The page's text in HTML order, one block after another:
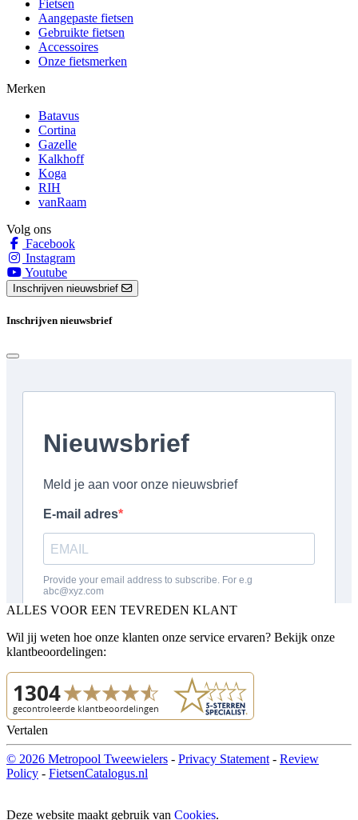
Fietsen
Aangepaste fietsen
Gebruikte fietsen
Accessoires
Onze fietsmerken
Merken
Batavus
Cortina
Gazelle
Kalkhoff
Koga
RIH
vanRaam
Volg ons
Facebook
Instagram
Youtube
Inschrijven nieuwsbrief
Inschrijven nieuwsbrief
ALLES VOOR EEN TEVREDEN KLANT
Wil jij weten hoe onze klanten onze service ervaren? Bekijk onze
klantbeoordelingen:
Vertalen
© 2026 Metropool Tweewielers - Privacy Statement - Review
Policy - FietsenCatalogus.nl
Deze website maakt gebruik van Cookies.